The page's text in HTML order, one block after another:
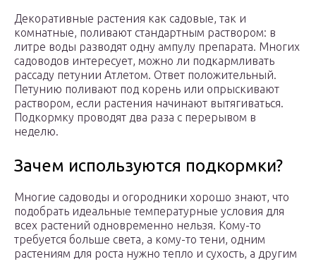
Декоративные растения как садовые, так и
комнатные, поливают стандартным раствором: в
литре воды разводят одну ампулу препарата. Многих
садоводов интересует, можно ли подкармливать
рассаду петунии Атлетом. Ответ положительный.
Петунию поливают под корень или опрыскивают
раствором, если растения начинают вытягиваться.
Подкормку проводят два раза с перерывом в
неделю.
Зачем используются подкормки?
Многие садоводы и огородники хорошо знают, что
подобрать идеальные температурные условия для
всех растений одновременно нельзя. Кому-то
требуется больше света, а кому-то тени, одним
растениям для роста нужно тепло и сухость, а другим